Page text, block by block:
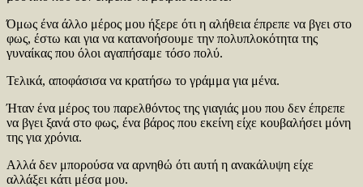
Όμως ένα άλλο μέρος μου ήξερε ότι η αλήθεια έπρεπε να βγει στο
φως, έστω και για να κατανοήσουμε την πολυπλοκότητα της
γυναίκας που όλοι αγαπήσαμε τόσο πολύ.
Τελικά, αποφάσισα να κρατήσω το γράμμα για μένα.
Ήταν ένα μέρος του παρελθόντος της γιαγιάς μου που δεν έπρεπε
να βγει ξανά στο φως, ένα βάρος που εκείνη είχε κουβαλήσει μόνη
της για χρόνια.
Αλλά δεν μπορούσα να αρνηθώ ότι αυτή η ανακάλυψη είχε
αλλάξει κάτι μέσα μου.